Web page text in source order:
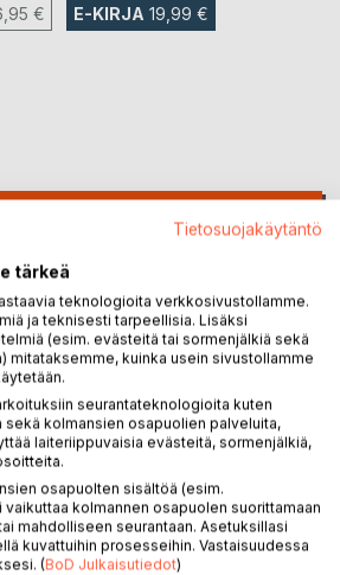
€ E-KIRJA 19,99 €
kokoomateos uusintapainoksena.
Tietosuojakäytäntö
tärkeä
teknologioita verkkosivustollamme.
ja teknisesti tarpeellisia. Lisäksi
(esim. evästeitä tai sormenjälkiä sekä
mitataksemme, kuinka usein sivustollamme
seurantateknologioita kuten
sekä kolmansien osapuolien palveluita,
laiteriippuvaisia evästeitä, sormenjälkiä,
osapuolten sisältöä (esim.
kolmannen osapuolen suorittamaan
mahdolliseen seurantaan. Asetuksillasi
kuvattuihin prosesseihin. Vastaisuudessa
(BoD Julkaisutiedot)